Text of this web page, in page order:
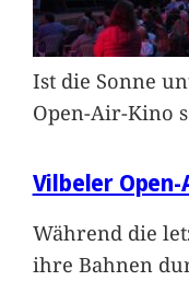
Ist die Sonne
Open-Air-Kino
Vilbeler
Während die
ihre Bahnen